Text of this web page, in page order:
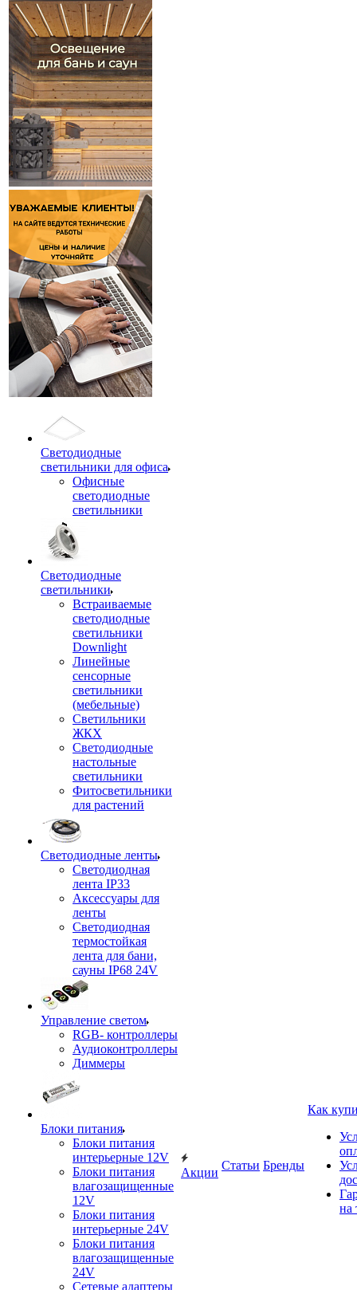
Светодиодные
светильники для офиса
Офисные
светодиодные
светильники
Светодиодные
светильники
Встраиваемые
светодиодные
светильники
Downlight
Линейные
сенсорные
светильники
(мебельные)
Светильники
ЖКХ
Светодиодные
настольные
светильники
Фитосветильники
для растений
Светодиодные ленты
Светодиодная
лента IP33
Аксессуары для
ленты
Светодиодная
термостойкая
лента для бани,
сауны IP68 24V
Управление светом
RGB- контроллеры
Аудиоконтроллеры
Диммеры
Блоки питания
Блоки питания
интерьерные 12V
Блоки питания
влагозащищенные
12V
Блоки питания
интерьерные 24V
Блоки питания
влагозащищенные
24V
Сетевые адаптеры
Акции
Статьи Бренды
Как
на